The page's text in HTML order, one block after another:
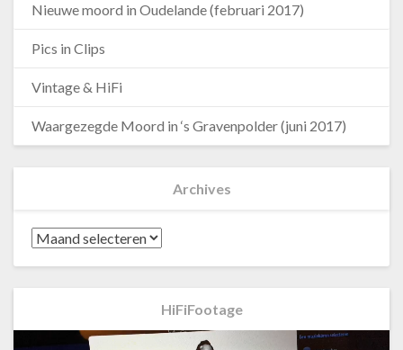
Nieuwe moord in Oudelande (februari 2017)
Pics in Clips
Vintage & HiFi
Waargezegde Moord in ‘s Gravenpolder (juni 2017)
Archives
HiFiFootage
Videospeler